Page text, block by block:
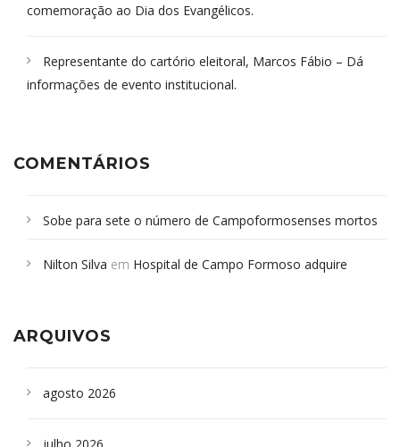
comemoração ao Dia dos Evangélicos.
Representante do cartório eleitoral, Marcos Fábio – Dá
informações de evento institucional.
COMENTÁRIOS
Sobe para sete o número de Campoformosenses mortos
Campoformosenses que morreram em desabamentos são
Nilton Silva em Hospital de Campo Formoso adquire
ARQUIVOS
agosto 2026